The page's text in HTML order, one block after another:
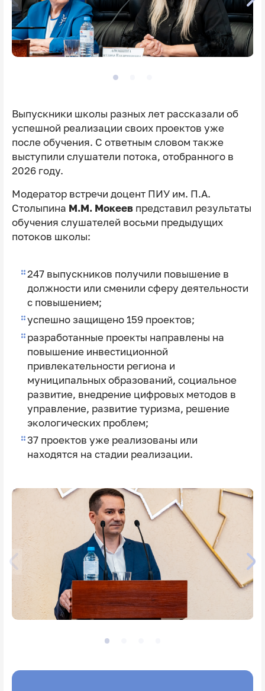
Выпускники школы разных лет рассказали об
успешной реализации своих проектов уже
после обучения. С ответным словом также
выступили слушатели потока, отобранного в
2026 году.
Модератор встречи доцент ПИУ им. П.А.
Столыпина М.М. Мокеев представил результаты
обучения слушателей восьми предыдущих
потоков школы:
247 выпускников получили повышение в
должности или сменили сферу деятельности
с повышением;
успешно защищено 159 проектов;
разработанные проекты направлены на
повышение инвестиционной
привлекательности региона и
муниципальных образований, социальное
развитие, внедрение цифровых методов в
управление, развитие туризма, решение
экологических проблем;
37 проектов уже реализованы или
находятся на стадии реализации.